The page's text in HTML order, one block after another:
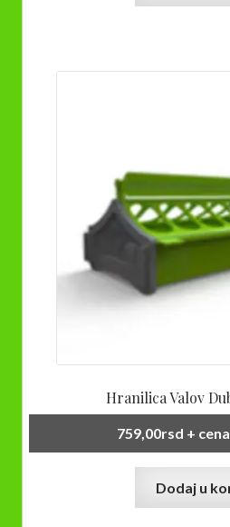
Hranilica Valov
759,00rsd +
Dodaj u